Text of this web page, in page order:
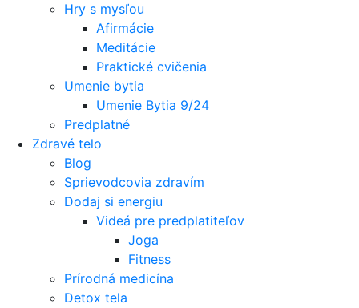
Hry s mysľou
Afirmácie
Meditácie
Praktické cvičenia
Umenie bytia
Umenie Bytia 9/24
Predplatné
Zdravé telo
Blog
Sprievodcovia zdravím
Dodaj si energiu
Videá pre predplatiteľov
Joga
Fitness
Prírodná medicína
Detox tela